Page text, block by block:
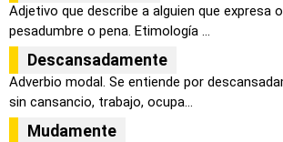
Adjetivo que describe a alguien que expresa
pesadumbre o pena. Etimología ...
Descansadamente
Adverbio modal. Se entiende por
sin cansancio, trabajo, ocupa...
Mudamente